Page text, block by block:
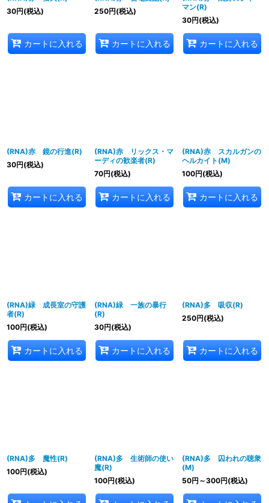
30円(税込)
カートに入れる
250円(税込)
カートに入れる
マン(R)
30円(税込)
カートに入れる
(RNA)赤 鏡の行進(R)
30円(税込)
カートに入れる
(RNA)赤 リックス・マ
ーディの歓楽者(R)
70円(税込)
カートに入れる
(RNA)赤 スカルガンの
ヘルカイト(M)
100円(税込)
カートに入れる
(RNA)緑 成長室の守護
者(R)
100円(税込)
カートに入れる
(RNA)緑 一族の暴行
(R)
30円(税込)
カートに入れる
(RNA)多 吸収(R)
250円(税込)
カートに入れる
(RNA)多 魔性(R)
100円(税込)
(RNA)多 生術師の使い
魔(R)
100円(税込)
(RNA)多 囚われの聴衆
(M)
50円 ～300円(税込)